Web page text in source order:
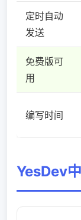
定时自动
发送
免费版可
用
编写时间
YesDev